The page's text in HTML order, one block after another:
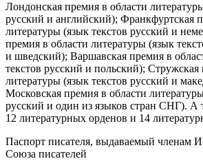
Лондонская премия в области
русский и английский); Франкфуртская
литературы (язык текстов русский и
премия в области литературы (язык
и шведский); Варшавская премия в
текстов русский и польский); Стружская
литературы (язык текстов русский и
Московская премия в области
русский и один из языков стран СНГ). А
12 литературных орденов и 14
Паспорт писателя, выдаваемый членам
Союза писателей